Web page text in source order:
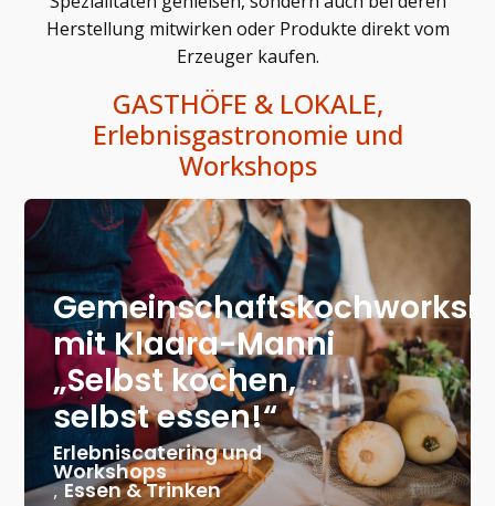
Herstellung mitwirken oder Produkte direkt vom
Erzeuger kaufen.
GASTHÖFE & LOKALE,
Erlebnisgastronomie und
Workshops
mit Klaara-Manni
„Selbst kochen,
selbst essen!“
Erlebniscatering und
Workshops
,Essen & Trinken